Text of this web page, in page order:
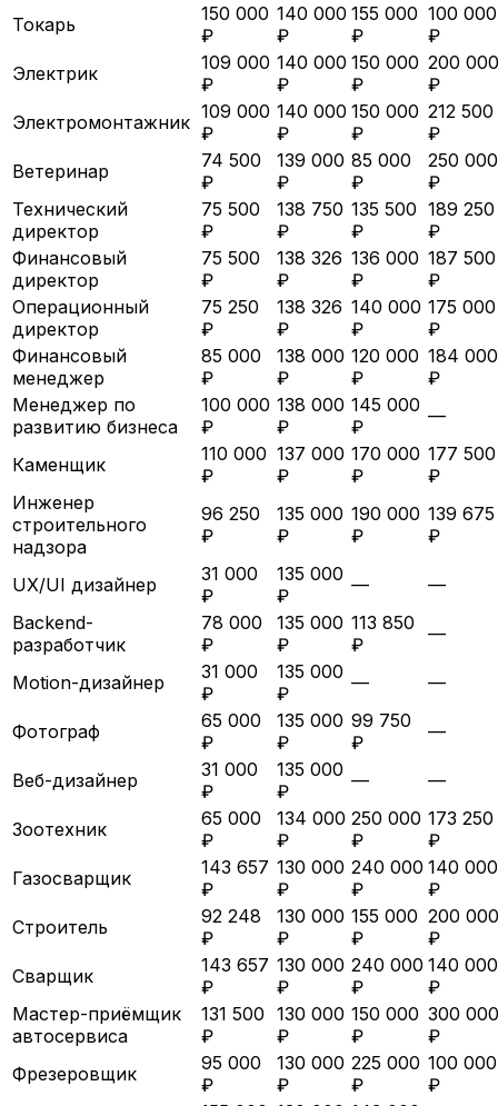
Токарь
150 000
₽
140 000
₽
155 000
₽
100 000
₽
Электрик
109 000
₽
140 000
₽
150 000
₽
200 000
₽
Электромонтажник 109 000
₽
140 000
₽
150 000
₽
212 500
₽
Ветеринар
74 500
₽
139 000
₽
85 000
₽
250 000
₽
Технический
директор
75 500
₽
138 750
₽
135 500
₽
189 250
₽
Финансовый
директор
75 500
₽
138 326
₽
136 000
₽
187 500
₽
Операционный
директор
75 250
₽
138 326
₽
140 000
₽
175 000
₽
Финансовый
менеджер
85 000
₽
138 000
₽
120 000
₽
184 000
₽
Менеджер по
развитию бизнеса
100 000
₽
138 000
₽
145 000
₽
—
Каменщик
110 000
₽
137 000
₽
170 000
₽
177 500
₽
Инженер
строительного
надзора
96 250
₽
135 000
₽
190 000
₽
139 675
₽
UX/UI дизайнер
31 000
₽
135 000
₽
—
—
Backend-
разработчик
78 000
₽
135 000
₽
113 850
₽
—
Motion-дизайнер
31 000
₽
135 000
₽
— —
Фотограф
65 000
₽
135 000
₽
99 750
₽
—
Веб-дизайнер
31 000
₽
135 000
₽
— —
Зоотехник
65 000
₽
134 000
₽
250 000
₽
173 250
₽
Газосварщик
143 657
₽
130 000
₽
240 000
₽
140 000
₽
Строитель
92 248
₽
130 000
₽
155 000
₽
200 000
₽
Сварщик
143 657
₽
130 000
₽
240 000
₽
140 000
₽
Мастер-приёмщик
автосервиса
131 500
₽
130 000
₽
150 000
₽
300 000
₽
Фрезеровщик
95 000
₽
130 000
₽
225 000
₽
100 000
₽